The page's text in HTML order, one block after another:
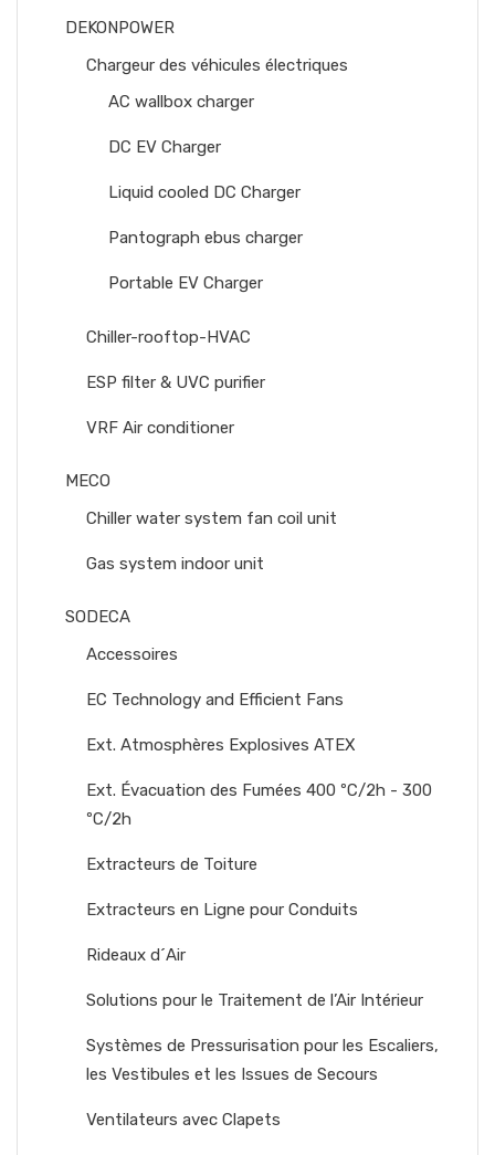
DEKONPOWER
Chargeur des véhicules électriques
AC wallbox charger
DC EV Charger
Liquid cooled DC Charger
Pantograph ebus charger
Portable EV Charger
Chiller-rooftop-HVAC
ESP filter & UVC purifier
VRF Air conditioner
MECO
Chiller water system fan coil unit
Gas system indoor unit
SODECA
Accessoires
EC Technology and Efficient Fans
Ext. Atmosphères Explosives ATEX
Ext. Évacuation des Fumées 400 ºC/2h - 300
ºC/2h
Extracteurs de Toiture
Extracteurs en Ligne pour Conduits
Rideaux d´Air
Solutions pour le Traitement de l’Air Intérieur
Systèmes de Pressurisation pour les Escaliers,
les Vestibules et les Issues de Secours
Ventilateurs avec Clapets